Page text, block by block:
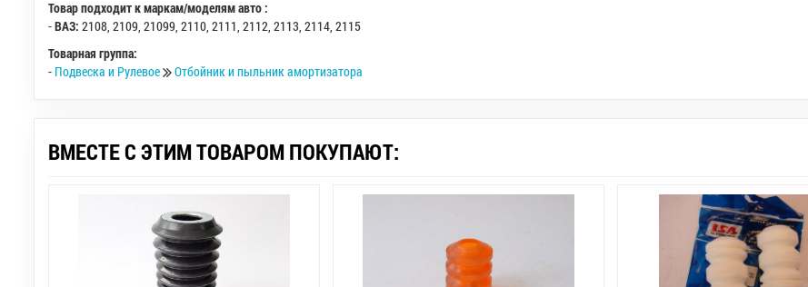
Товар подходит к маркам/моделям авто :
-ВАЗ: 2108 2109 21099 2110 2111 2112 2113 2114 2115
Товарная группа:
- Подвеска и Рулевое Отбойник и пыльник амортизатора
ВМЕСТЕ С ЭТИМ ТОВАРОМ ПОКУПАЮТ: